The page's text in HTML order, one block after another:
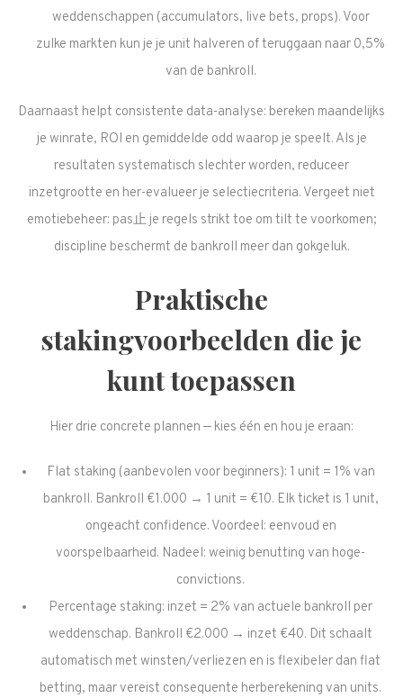
weddenschappen (accumulators, live bets, props). Voor
zulke markten kun je je unit halveren of teruggaan naar 0,5%
van de bankroll.
Daarnaast helpt consistente data-analyse: bereken maandelijks
je winrate, ROI en gemiddelde odd waarop je speelt. Als je
resultaten systematisch slechter worden, reduceer
inzetgrootte en her-evalueer je selectiecriteria. Vergeet niet
emotiebeheer: pas止 je regels strikt toe om tilt te voorkomen;
discipline beschermt de bankroll meer dan gokgeluk.
Praktische
stakingvoorbeelden die je
kunt toepassen
Hier drie concrete plannen — kies één en hou je eraan:
Flat staking (aanbevolen voor beginners): 1 unit = 1% van
bankroll. Bankroll €1.000 → 1 unit = €10. Elk ticket is 1 unit,
ongeacht confidence. Voordeel: eenvoud en
voorspelbaarheid. Nadeel: weinig benutting van hoge-
convictions.
Percentage staking: inzet = 2% van actuele bankroll per
weddenschap. Bankroll €2.000 → inzet €40. Dit schaalt
automatisch met winsten/verliezen en is flexibeler dan flat
betting, maar vereist consequente herberekening van units.